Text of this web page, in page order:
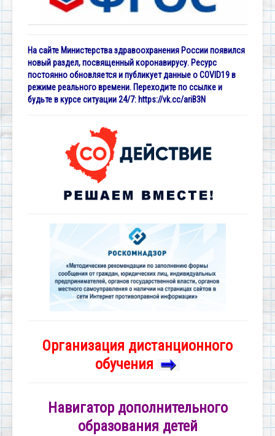
На сайте Министерства здравоохранения России появился
новый раздел, посвященный коронавирусу. Ресурс
постоянно обновляется и публикует данные о COVID19 в
режиме реального времени. Переходите по ссылке и
будьте в курсе ситуации 24/7: https://vk.cc/ariB3N
Организация дистанционного
обучения
Навигатор дополнительного
образования детей